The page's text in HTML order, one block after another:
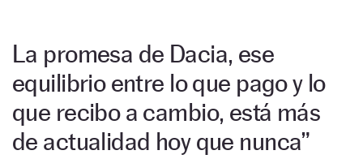
La promesa de Dacia, ese
equilibrio entre lo que pago y lo
que recibo a cambio, está más
de actualidad hoy que nunca”